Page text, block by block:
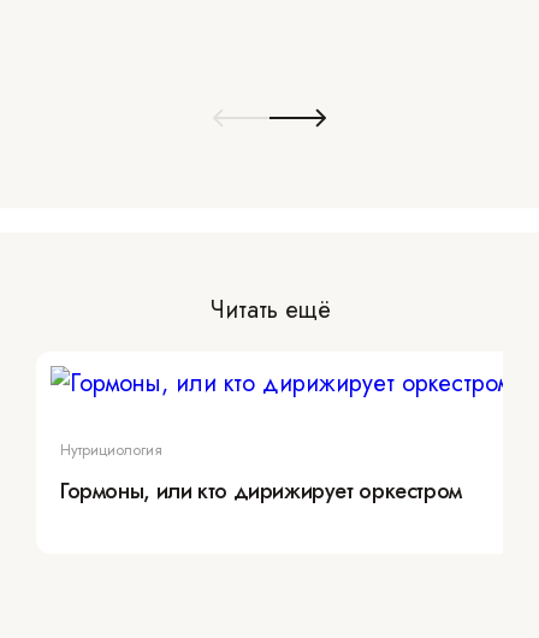
Читать ещё
Нутрициология
Гормоны, или кто дирижирует оркестром